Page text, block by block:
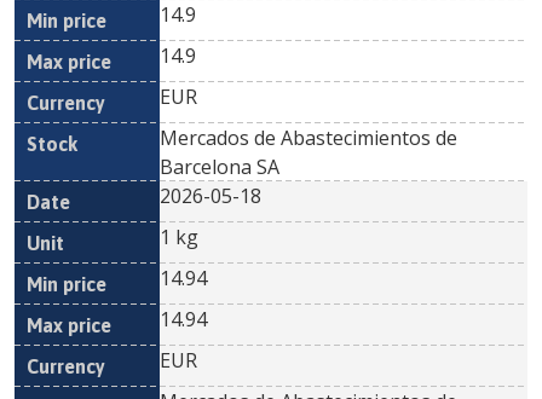
14.9
14.9
EUR
Mercados de Abastecimientos de
Barcelona SA
2026-05-18
1 kg
14.94
14.94
EUR